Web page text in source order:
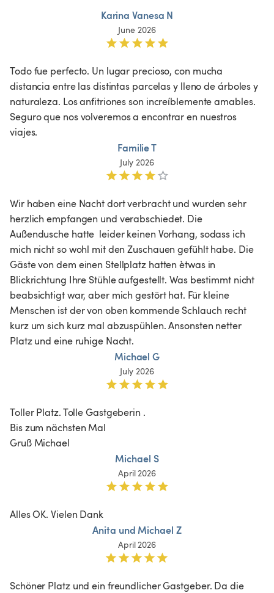
Karina Vanesa N
June 2026
Todo fue perfecto. Un lugar precioso, con mucha
distancia entre las distintas parcelas y lleno de árboles y
naturaleza. Los anfitriones son increíblemente amables.
Seguro que nos volveremos a encontrar en nuestros
viajes.
Familie T
July 2026
Wir haben eine Nacht dort verbracht und wurden sehr
herzlich empfangen und verabschiedet. Die
Außendusche hatte  leider keinen Vorhang, sodass ich
mich nicht so wohl mit den Zuschauen gefühlt habe. Die
Gäste von dem einen Stellplatz hatten ètwas in
Blickrichtung Ihre Stühle aufgestellt. Was bestimmt nicht
beabsichtigt war, aber mich gestört hat. Für kleine
Menschen ist der von oben kommende Schlauch recht
kurz um sich kurz mal abzuspühlen. Ansonsten netter
Platz und eine ruhige Nacht.
Michael G
July 2026
Toller Platz. Tolle Gastgeberin .
Bis zum nächsten Mal
Gruß Michael
Michael S
April 2026
Alles OK. Vielen Dank
Anita und Michael Z
April 2026
Schöner Platz und ein freundlicher Gastgeber. Da die